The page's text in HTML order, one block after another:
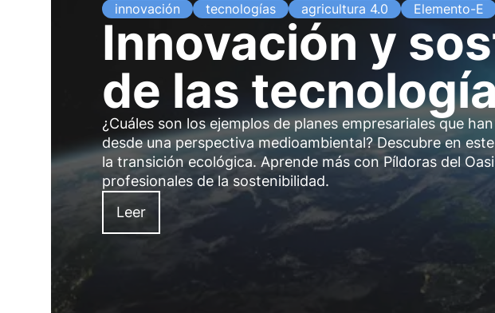
innovación tecnologías agricultura 4.0 Elemento-E
Innovación y
de las
¿Cuáles son los ejemplos de planes empresariales que
desde una perspectiva medioambiental? Descubre en
la transición ecológica. Aprende más con Píldoras del
profesionales de la sostenibilidad.
Leer